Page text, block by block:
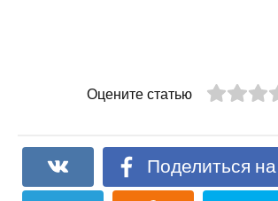
Оцените статью
Поделиться